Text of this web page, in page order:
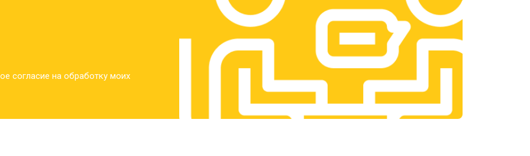
от 2700 ₽ Заказать
от 950 ₽ Заказать
от 1750 ₽
согласие на обработку моих